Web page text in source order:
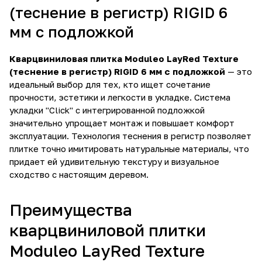
(теснение в регистр) RIGID 6
мм с подложкой
Кварцвиниловая плитка Moduleo LayRed Texture
(теснение в регистр) RIGID 6 мм с подложкой — это
идеальный выбор для тех, кто ищет сочетание
прочности, эстетики и легкости в укладке. Система
укладки "Click" с интегрированной подложкой
значительно упрощает монтаж и повышает комфорт
эксплуатации. Технология теснения в регистр позволяет
плитке точно имитировать натуральные материалы, что
придает ей удивительную текстуру и визуальное
сходство с настоящим деревом.
Преимущества
кварцвиниловой плитки
Moduleo LayRed Texture